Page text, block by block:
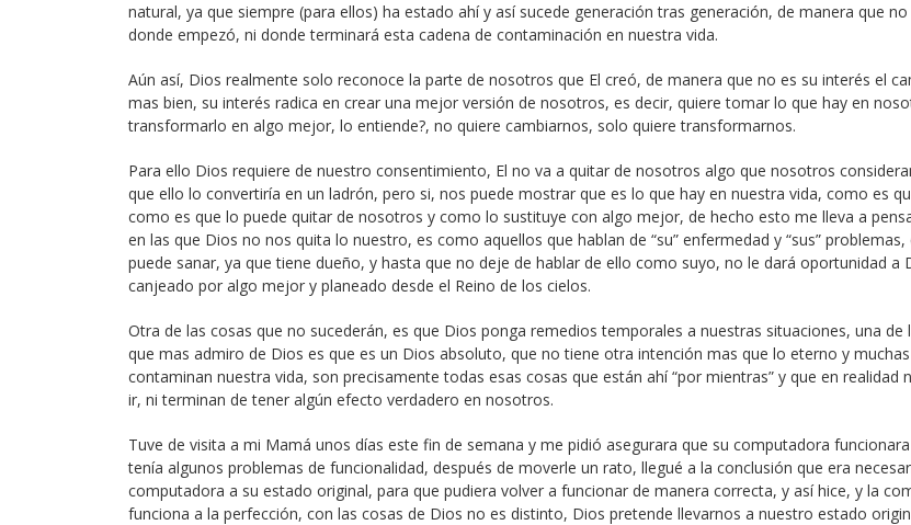
natural, ya que siempre (para ellos) ha estado ahí y así sucede generación tras generación, de manera que
donde empezó, ni donde terminará esta cadena de contaminación en nuestra vida.
Aún así, Dios realmente solo reconoce la parte de nosotros que El creó, de manera que no es su interés el
mas bien, su interés radica en crear una mejor versión de nosotros, es decir, quiere tomar lo que hay en
transformarlo en algo mejor, lo entiende?, no quiere cambiarnos, solo quiere transformarnos.
Para ello Dios requiere de nuestro consentimiento, El no va a quitar de nosotros algo que nosotros
que ello lo convertiría en un ladrón, pero si, nos puede mostrar que es lo que hay en nuestra vida, como es
como es que lo puede quitar de nosotros y como lo sustituye con algo mejor, de hecho esto me lleva a
en las que Dios no nos quita lo nuestro, es como aquellos que hablan de “su” enfermedad y “sus”
puede sanar, ya que tiene dueño, y hasta que no deje de hablar de ello como suyo, no le dará oportunidad a
canjeado por algo mejor y planeado desde el Reino de los cielos.
Otra de las cosas que no sucederán, es que Dios ponga remedios temporales a nuestras situaciones, una de
que mas admiro de Dios es que es un Dios absoluto, que no tiene otra intención mas que lo eterno y
contaminan nuestra vida, son precisamente todas esas cosas que están ahí “por mientras” y que en realidad
ir, ni terminan de tener algún efecto verdadero en nosotros.
Tuve de visita a mi Mamá unos días este fin de semana y me pidió asegurara que su computadora
tenía algunos problemas de funcionalidad, después de moverle un rato, llegué a la conclusión que era
computadora a su estado original, para que pudiera volver a funcionar de manera correcta, y así hice, y la
funciona a la perfección, con las cosas de Dios no es distinto, Dios pretende llevarnos a nuestro estado